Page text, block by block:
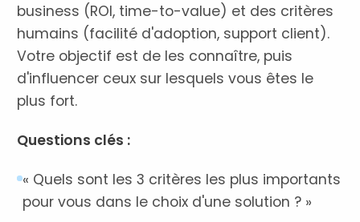
business (ROI, time-to-value) et des critères
humains (facilité d'adoption, support client).
Votre objectif est de les connaître, puis
d'influencer ceux sur lesquels vous êtes le
plus fort.
Questions clés :
« Quels sont les 3 critères les plus importants
pour vous dans le choix d'une solution ? »